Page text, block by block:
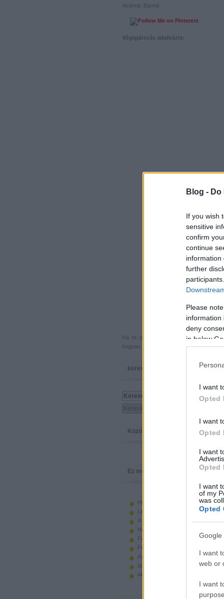
Blog -
If you wish
sensitive
confirm
continue
information
further
Please
information
deny
in below
I want
Opted
I want
Opted
I want
Opted
I want
of my
was
Opted
Google
I want
web or
I want
Akármit. Bármit.
Végigjátszás adatbázis:
Ha te is küldenél egy végigjátszást,
hogyan, hova, mikor, kivel és miért,
keresés
Közösség
Ez megy
Hiányzó elemek beszerzése
Legoland Németország 2010
A kastélyok képes története
Használt legót piacról
Feltörjük a legó ugart
Fehérítsd ki!
Az Indiana Jones készletek
apró. hirdetés.
Akciók, újdonságok a polcon,